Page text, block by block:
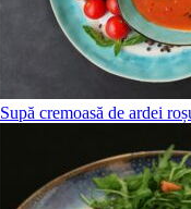
Supă cremoasă de ardei